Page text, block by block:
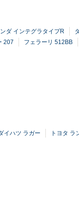
ダ インテグラタイプR
207 フェラーリ 512BB
イハツ ラガー トヨタ ラ